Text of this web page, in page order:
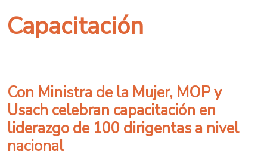
Capacitación
Con Ministra de la Mujer, MOP y
Usach celebran capacitación en
liderazgo de 100 dirigentas a nivel
nacional